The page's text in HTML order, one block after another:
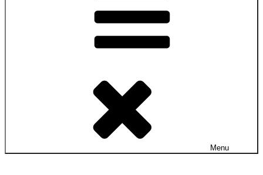
Hargnies
Menu